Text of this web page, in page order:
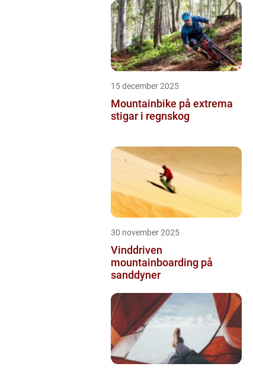
15 december 2025
Mountainbike på extrema
stigar i regnskog
30 november 2025
Vinddriven
mountainboarding på
sanddyner